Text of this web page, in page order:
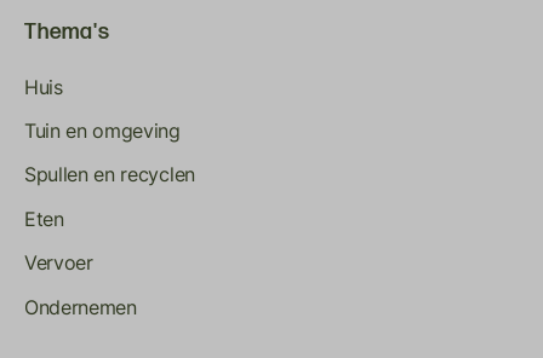
Thema's
Huis
Tuin en omgeving
Spullen en recyclen
Eten
Vervoer
Ondernemen